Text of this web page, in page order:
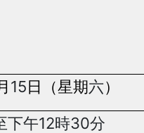
15日（星期六）
下午12時30分